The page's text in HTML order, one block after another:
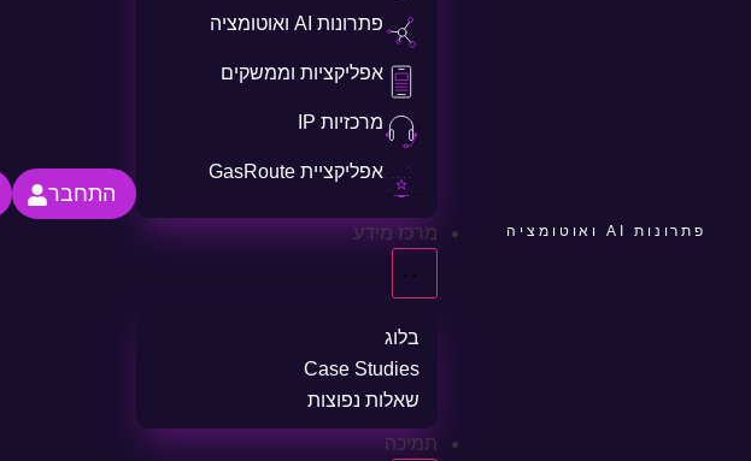
פתרונות AI ואוטומציה
פתרונות AI ואוטומציה
אפליקציות וממשקים
מרכזיות IP
אפליקציית GasRoute
מרכז מידע
בלוג
Case Studies
שאלות נפוצות
תמיכה
התחבר